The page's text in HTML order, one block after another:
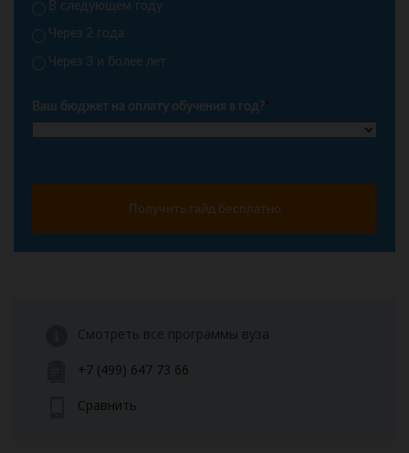
В следующем году
Через 2 года
Через 3 и более лет
Ваш бюджет на оплату обучения в год?*
Получить гайд бесплатно
Смотреть все программы вуза
+7 (499) 647 73 66
Сравнить